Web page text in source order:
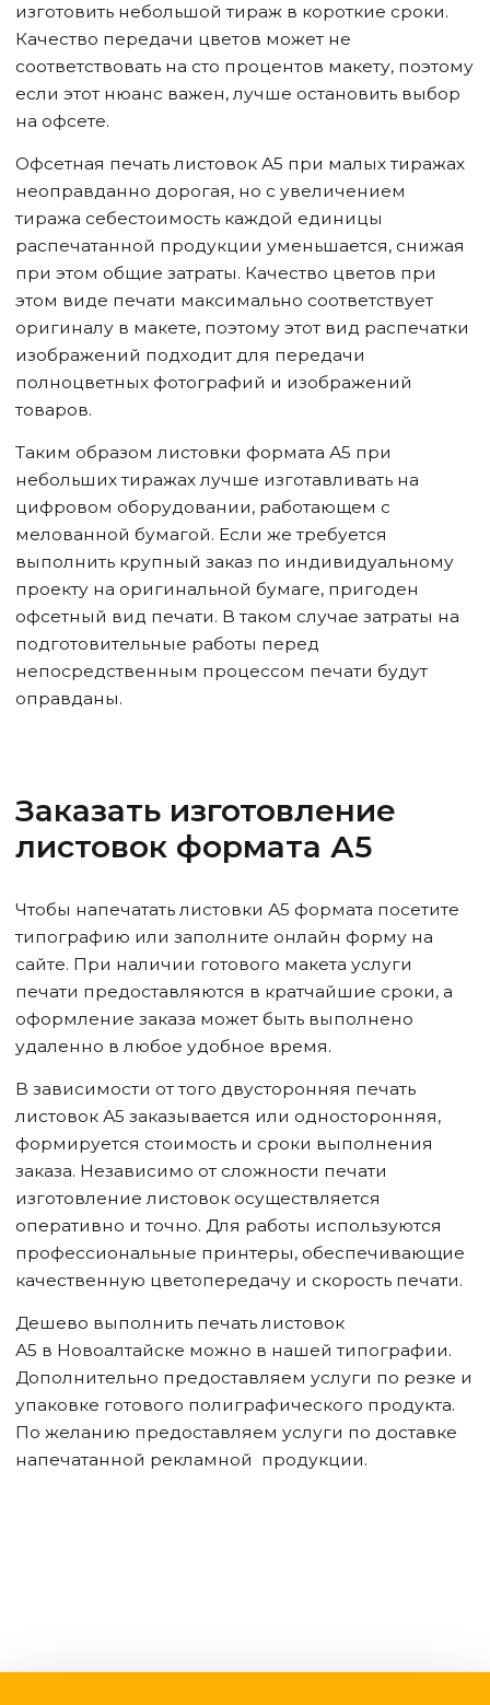
изготовить небольшой тираж в короткие сроки.
Качество передачи цветов может не
соответствовать на сто процентов макету, поэтому
если этот нюанс важен, лучше остановить выбор
на офсете.
Офсетная печать листовок А5 при малых тиражах
неоправданно дорогая, но с увеличением
тиража себестоимость каждой единицы
распечатанной продукции уменьшается, снижая
при этом общие затраты. Качество цветов при
этом виде печати максимально соответствует
оригиналу в макете, поэтому этот вид распечатки
изображений подходит для передачи
полноцветных фотографий и изображений
товаров.
Таким образом листовки формата А5 при
небольших тиражах лучше изготавливать на
цифровом оборудовании, работающем с
мелованной бумагой. Если же требуется
выполнить крупный заказ по индивидуальному
проекту на оригинальной бумаге, пригоден
офсетный вид печати. В таком случае затраты на
подготовительные работы перед
непосредственным процессом печати будут
оправданы.
Заказать изготовление
листовок формата А5
Чтобы напечатать листовки А5 формата посетите
типографию или заполните онлайн форму на
сайте. При наличии готового макета услуги
печати предоставляются в кратчайшие сроки, а
оформление заказа может быть выполнено
удаленно в любое удобное время.
В зависимости от того двусторонняя печать
листовок А5 заказывается или односторонняя,
формируется стоимость и сроки выполнения
заказа. Независимо от сложности печати
изготовление листовок осуществляется
оперативно и точно. Для работы используются
профессиональные принтеры, обеспечивающие
качественную цветопередачу и скорость печати.
Дешево выполнить печать листовок
А5 в Новоалтайске можно в нашей типографии.
Дополнительно предоставляем услуги по резке и
упаковке готового полиграфического продукта.
По желанию предоставляем услуги по доставке
напечатанной рекламной продукции.